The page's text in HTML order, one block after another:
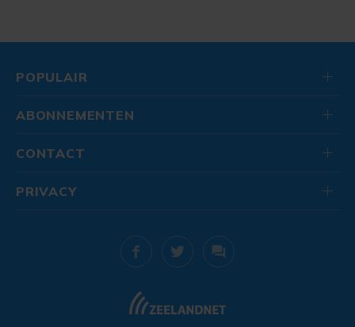
POPULAIR
ABONNEMENTEN
CONTACT
PRIVACY